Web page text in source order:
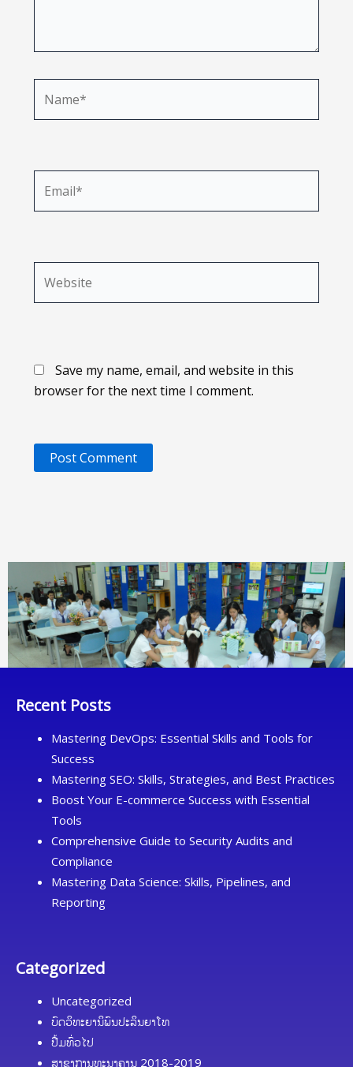
Save my name, email, and website in this
browser for the next time I comment.
Recent Posts
Mastering DevOps: Essential Skills and Tools for
Success
Mastering SEO: Skills, Strategies, and Best Practices
Boost Your E-commerce Success with Essential
Tools
Comprehensive Guide to Security Audits and
Compliance
Mastering Data Science: Skills, Pipelines, and
Reporting
Categorized
Uncategorized
ບົດວິທະຍານິພົນປະລິນຍາໂທ
ປື້ມທົ່ວໄປ
ສາຂາການທະນາຄານ 2018-2019